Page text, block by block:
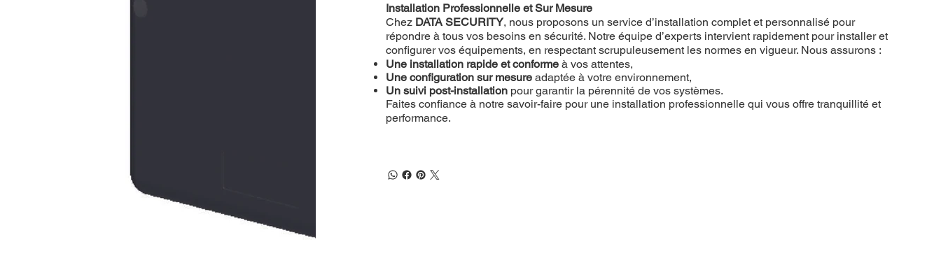
Installation Professionnelle et Sur Mesure
Chez DATA SECURITY, nous proposons un service d’installation complet et personnalisé pour
répondre à tous vos besoins en sécurité. Notre équipe d’experts intervient rapidement pour installer et
configurer vos équipements, en respectant scrupuleusement les normes en vigueur. Nous assurons :
Une installation rapide et conforme à vos attentes,
Une configuration sur mesure adaptée à votre environnement,
Un suivi post-installation pour garantir la pérennité de vos systèmes.
Faites confiance à notre savoir-faire pour une installation professionnelle qui vous offre tranquillité et
performance.